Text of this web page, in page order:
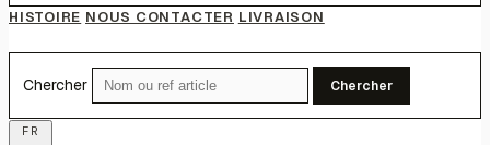
HISTOIRE NOUS CONTACTER LIVRAISON
Chercher Chercher